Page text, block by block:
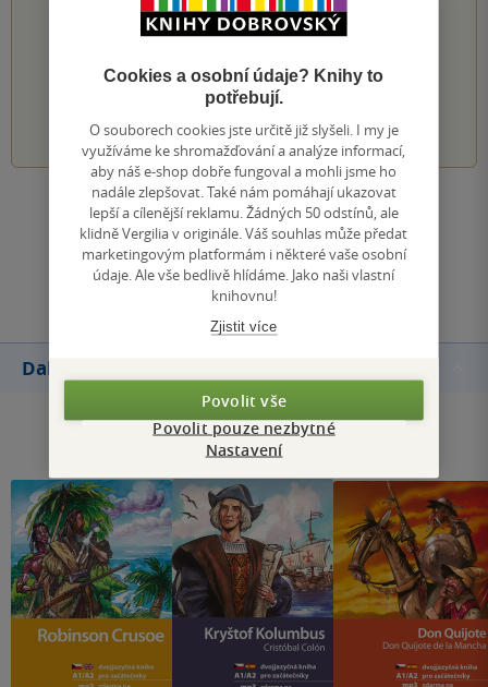
PŘIDEJTE SVÉ HODNOCENÍ KNIHY
Zobrazit všechna hodnocení
Přidat hodnocení
Další knihy autora
Cookies a osobní údaje? Knihy to
potřebují.
O souborech cookies jste určitě již slyšeli. I my je
využíváme ke shromažďování a analýze informací,
aby náš e-shop dobře fungoval a mohli jsme ho
nadále zlepšovat. Také nám pomáhají ukazovat
lepší a cílenější reklamu. Žádných 50 odstínů, ale
klidně Vergilia v originále. Váš souhlas může předat
marketingovým platformám i některé vaše osobní
údaje. Ale vše bedlivě hlídáme. Jako naši vlastní
knihovnu!
Zjistit více
Povolit vše
Povolit pouze nezbytné
Nastavení